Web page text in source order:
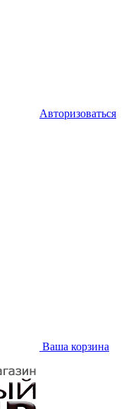
Авторизоваться
Ваша корзина